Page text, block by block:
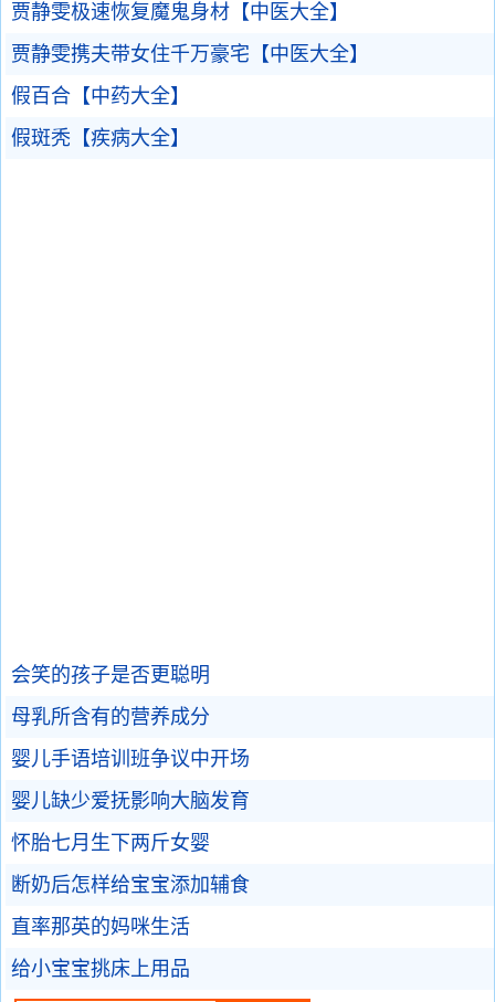
贾静雯极速恢复魔鬼身材【中医大全】
贾静雯携夫带女住千万豪宅【中医大全】
假百合【中药大全】
假斑秃【疾病大全】
会笑的孩子是否更聪明
母乳所含有的营养成分
婴儿手语培训班争议中开场
婴儿缺少爱抚影响大脑发育
怀胎七月生下两斤女婴
断奶后怎样给宝宝添加辅食
直率那英的妈咪生活
给小宝宝挑床上用品